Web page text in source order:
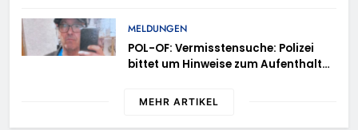
Anmeldung erforderlich
MELDUNGEN
POL-OF: Vermisstensuche: Polizei
bittet um Hinweise zum Aufenthalt
MEHR ARTIKEL